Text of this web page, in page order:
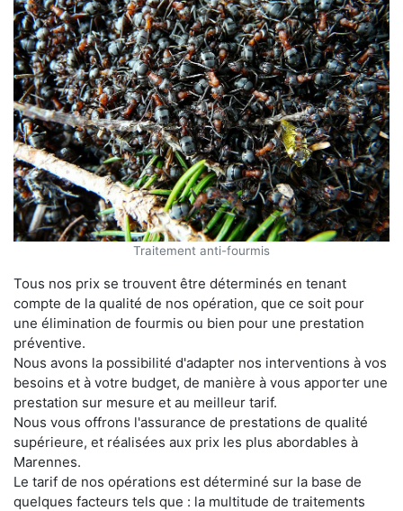
Traitement anti-fourmis
Tous nos prix se trouvent être déterminés en tenant
compte de la qualité de nos opération, que ce soit pour
une élimination de fourmis ou bien pour une prestation
préventive.
Nous avons la possibilité d'adapter nos interventions à vos
besoins et à votre budget, de manière à vous apporter une
prestation sur mesure et au meilleur tarif.
Nous vous offrons l'assurance de prestations de qualité
supérieure, et réalisées aux prix les plus abordables à
Marennes.
Le tarif de nos opérations est déterminé sur la base de
quelques facteurs tels que : la multitude de traitements